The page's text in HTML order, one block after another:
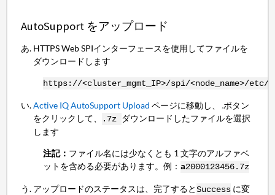
AutoSupport をアップロード
HTTPS Web SPIインターフェースを使用してファイルを
ダウンロードします
https://<cluster_mgmt_IP>/spi/<node_name>/
Active IQ AutoSupport Upload ページに移動し、ボタン
をクリックして、
.7z
ダウンロードしたファイルを選択
します
注記： ファイル名には少なくとも 1 文字のアルファベ
ットを含める必要があります。例： a2000123456.7z
アップロードのステータスは、完了するとSuccess に変